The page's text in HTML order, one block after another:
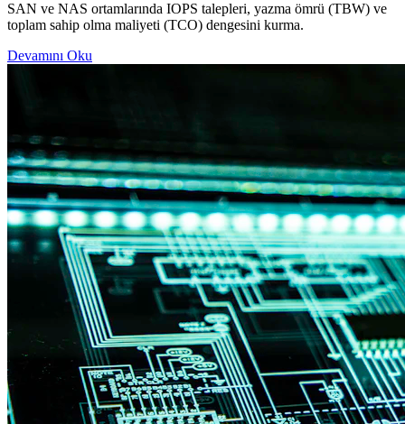
SAN ve NAS ortamlarında IOPS talepleri, yazma ömrü (TBW) ve
toplam sahip olma maliyeti (TCO) dengesini kurma.
Devamını Oku